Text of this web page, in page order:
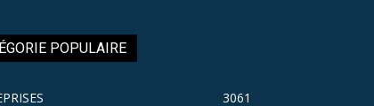
POPULAIRE
3061